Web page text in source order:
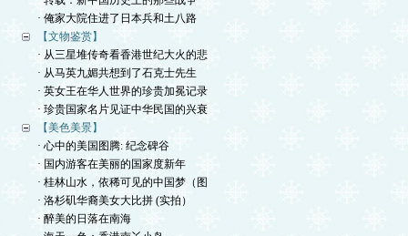
· 俺家大院住进了日本兵和土八路
【文物鉴赏】
· 从三星堆传奇看香港世纪大火的悲
· 从马英九媚共想到了石克士先生
· 英女王在华人世界的珍贵加冕记录
· 珍贵国家名片见证中华民国的兴衰
【美色美景】
· 心中的美国图腾: 纪念碑谷
· 国内游客在美丽的国家度新年
· 桂林山水，依稀可见的中国梦（图
· 洛杉矶华裔美女大比拼 (实拍）
· 醉美的日落在南海